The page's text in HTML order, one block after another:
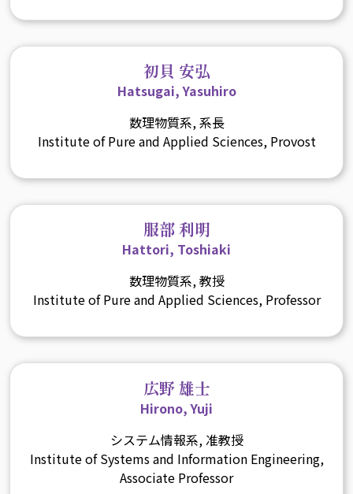
初貝 安弘
Hatsugai, Yasuhiro
数理物質系, 系長
Institute of Pure and Applied Sciences, Provost
服部 利明
Hattori, Toshiaki
数理物質系, 教授
Institute of Pure and Applied Sciences, Professor
広野 雄士
Hirono, Yuji
システム情報系, 准教授
Institute of Systems and Information Engineering,
Associate Professor